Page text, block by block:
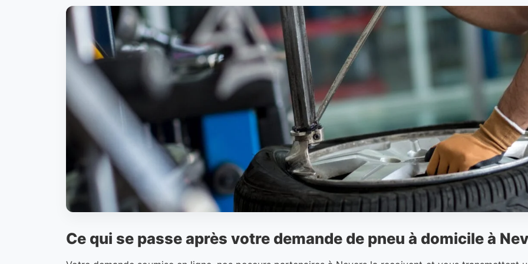
Ce qui se passe après votre demande de pneu à domicile à